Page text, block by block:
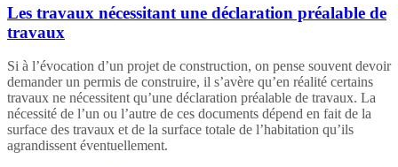
Les travaux nécessitant une déclaration préalable de
travaux
Si à l’évocation d’un projet de construction, on pense souvent devoir
demander un permis de construire, il s’avère qu’en réalité certains
travaux ne nécessitent qu’une déclaration préalable de travaux. La
nécessité de l’un ou l’autre de ces documents dépend en fait de la
surface des travaux et de la surface totale de l’habitation qu’ils
agrandissent éventuellement.